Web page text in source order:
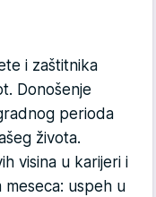
i zaštitnika
Donošenje
perioda
života.
visina u karijeri i
uspeh u